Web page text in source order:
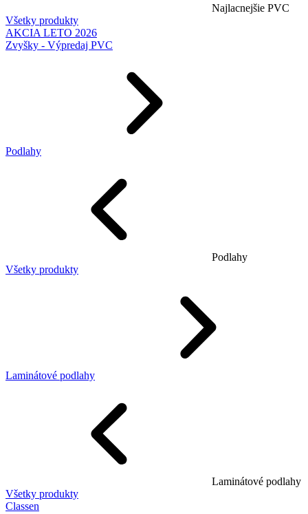
Najlacnejšie PVC
Všetky produkty
AKCIA LETO 2026
Zvyšky - Výpredaj PVC
Podlahy
Podlahy
Všetky produkty
Laminátové podlahy
Laminátové podlahy
Všetky produkty
Classen